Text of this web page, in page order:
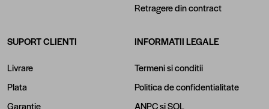
Retragere din contract
SUPORT CLIENTI
Livrare
Plata
Garantie
INFORMATII LEGALE
Termeni si conditii
Politica de confidentialitate
ANPCsiSOL